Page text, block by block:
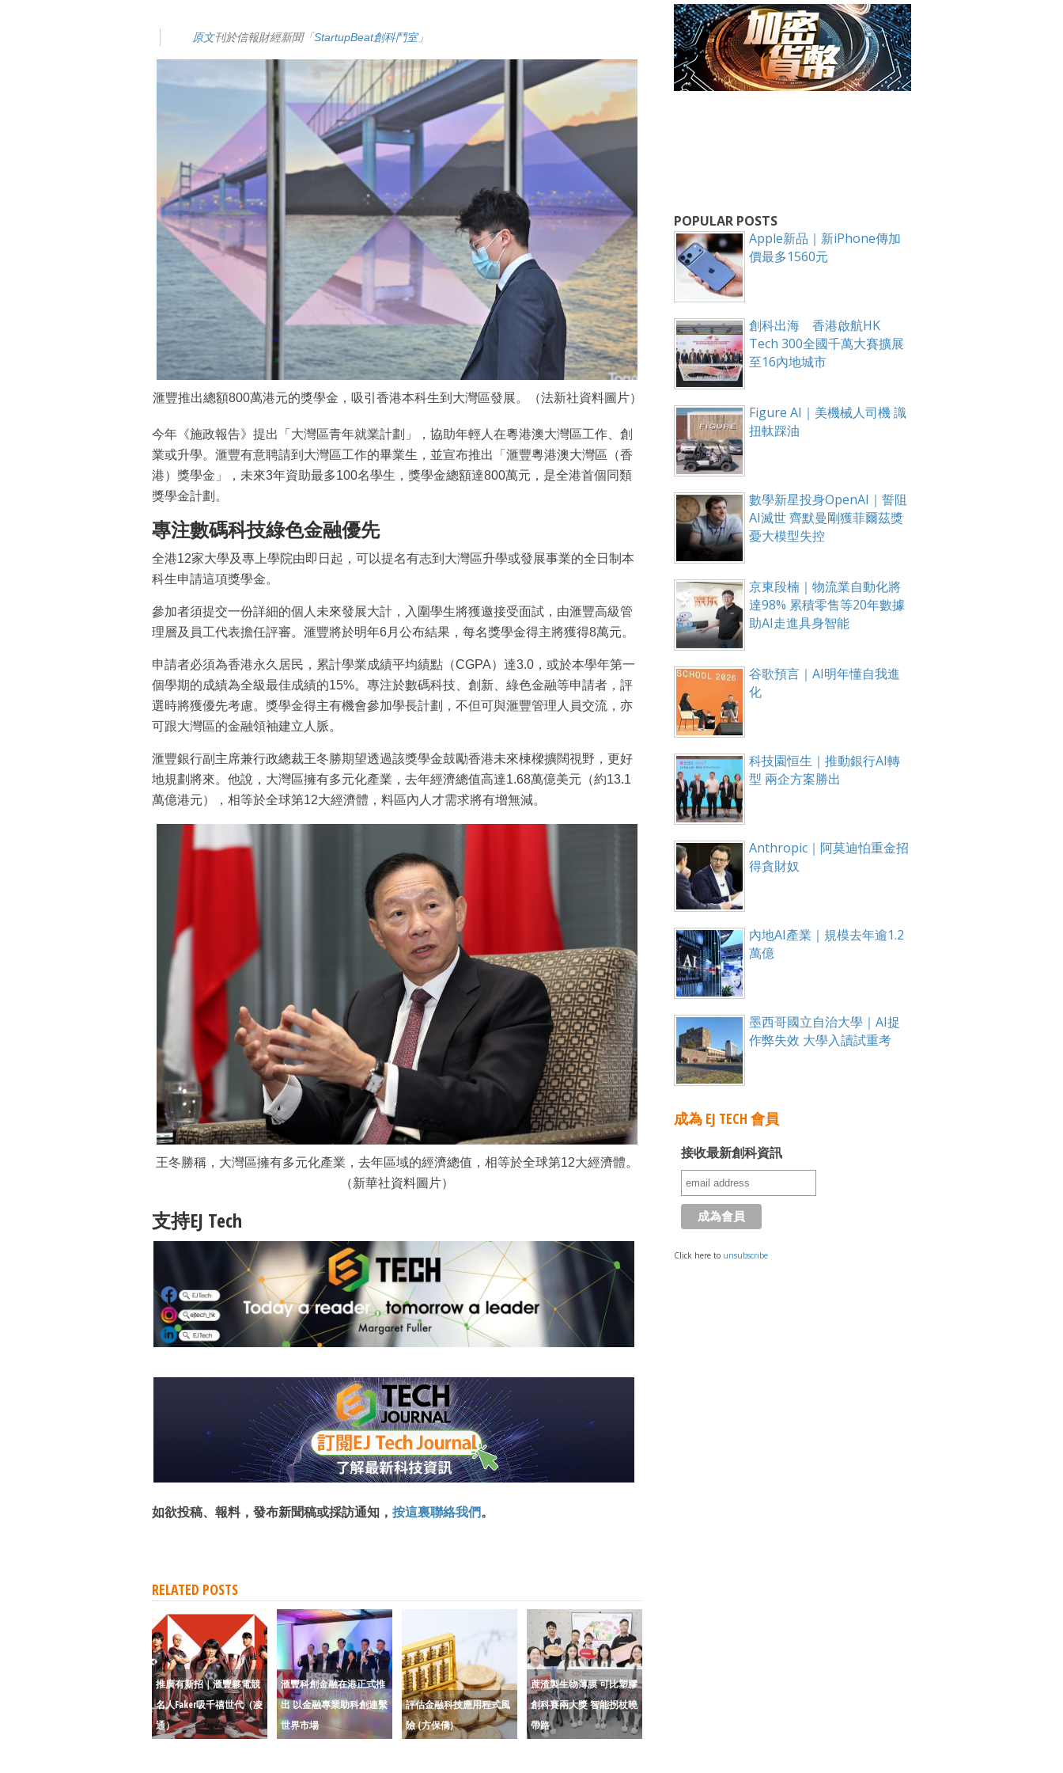
原文刊於信報財經新聞「StartupBeat創科鬥室」
滙豐推出總額800萬港元的獎學金，吸引香港本科生到大灣區發展。（法新社資料圖片）
今年《施政報告》提出「大灣區青年就業計劃」，協助年輕人在粵港澳大灣區工作、創
業或升學。滙豐有意聘請到大灣區工作的畢業生，並宣布推出「滙豐粵港澳大灣區（香
港）獎學金」，未來3年資助最多100名學生，獎學金總額達800萬元，是全港首個同類
獎學金計劃。
專注數碼科技綠色金融優先
全港12家大學及專上學院由即日起，可以提名有志到大灣區升學或發展事業的全日制本
科生申請這項獎學金。
參加者須提交一份詳細的個人未來發展大計，入圍學生將獲邀接受面試，由滙豐高級管
理層及員工代表擔任評審。滙豐將於明年6月公布結果，每名獎學金得主將獲得8萬元。
申請者必須為香港永久居民，累計學業成績平均績點（CGPA）達3.0，或於本學年第一
個學期的成績為全級最佳成績的15%。專注於數碼科技、創新、綠色金融等申請者，評
選時將獲優先考慮。獎學金得主有機會參加學長計劃，不但可與滙豐管理人員交流，亦
可跟大灣區的金融領袖建立人脈。
滙豐銀行副主席兼行政總裁王冬勝期望透過該獎學金鼓勵香港未來棟樑擴闊視野，更好
地規劃將來。他說，大灣區擁有多元化產業，去年經濟總值高達1.68萬億美元（約13.1
萬億港元），相等於全球第12大經濟體，料區內人才需求將有增無減。
王冬勝稱，大灣區擁有多元化產業，去年區域的經濟總值，相等於全球第12大經濟體。
（新華社資料圖片）
支持EJ Tech
如欲投稿、報料，發布新聞稿或採訪通知， 按這裏聯絡我們。
RELATED POSTS
推廣有新招｜滙豐夥電競
名人Faker吸千禧世代（凌
通）
滙豐科創金融在港正式推
出 以金融專業助科創連繫
世界市場
評估金融科技應用程式風
險 (方保僑)
蔗渣製生物薄膜 可比塑膠
創科賽兩大獎 智能拐杖曉
帶路
POPULAR POSTS
Apple新品｜新iPhone傳加
價最多1560元
創科出海 香港啟航HK
Tech 300全國千萬大賽擴展
至16內地城市
Figure AI｜美機械人司機 識
扭軚踩油
數學新星投身OpenAI｜誓阻
AI滅世 齊默曼剛獲菲爾茲獎
憂大模型失控
京東段楠｜物流業自動化將
達98% 累積零售等20年數據
助AI走進具身智能
谷歌預言｜AI明年懂自我進
化
科技園恒生｜推動銀行AI轉
型 兩企方案勝出
Anthropic｜阿莫迪怕重金招
得貪財奴
內地AI產業｜規模去年逾1.2
萬億
墨西哥國立自治大學｜AI捉
作弊失效 大學入讀試重考
成為 EJ TECH 會員
接收最新創科資訊
Click here to unsubscribe
成為 EJ Tech 會員
最新資訊（附創業懶人包），直達郵箱！